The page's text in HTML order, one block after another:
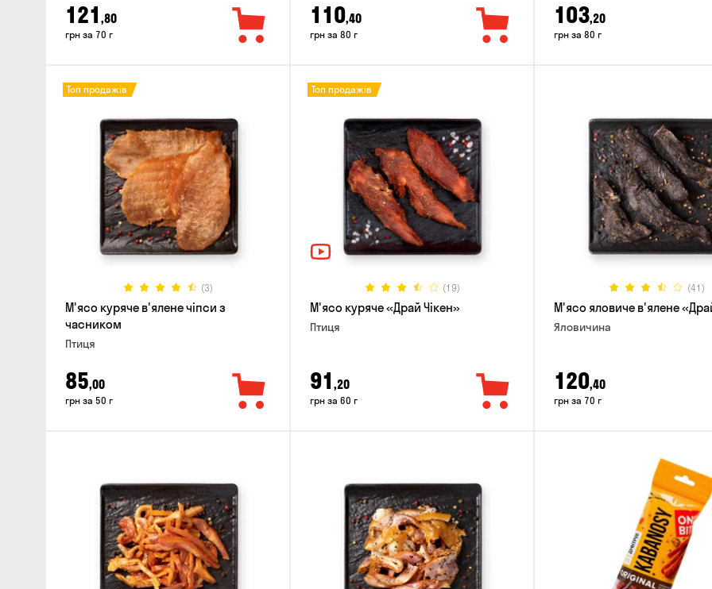
121 ,80
грн за 70 г
110,40
грн за 80 г
103,20
грн за 80 г
(3)
Топ продажів
М'ясо куряче в'ялене чіпси з
часником
Птиця
85,00
грн за 50 г
(19)
Топ продажів
М'ясо куряче «Драй Чікен»
Птиця
91 ,20
грн за 60 г
(41)
М'ясо яловиче в'ялене
Яловичина
120,40
грн за 70 г